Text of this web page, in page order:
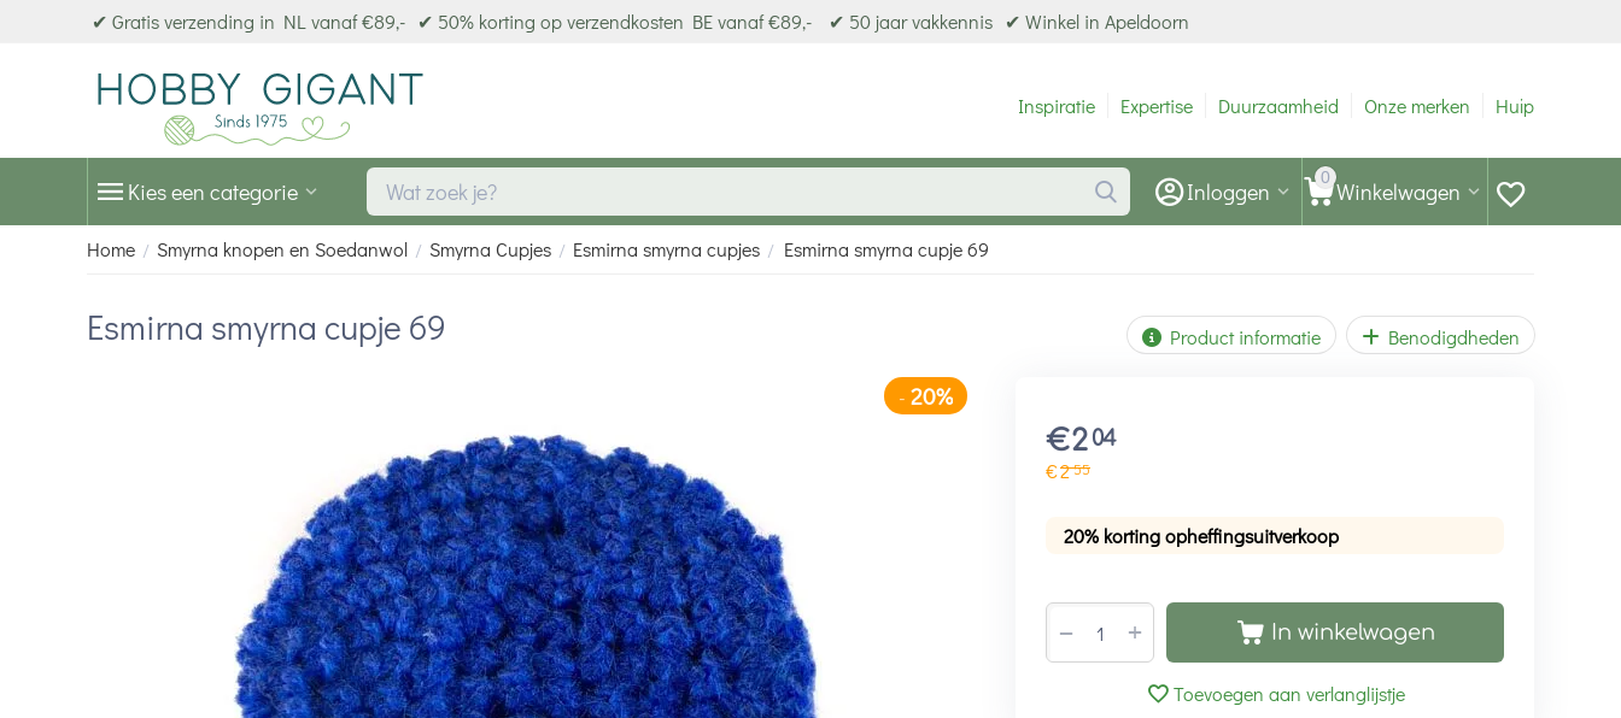
✔ Gratis verzending in NL vanaf €89,- ✔ 50% korting op verzendkosten BE vanaf €89,- ✔ 50 jaar vakkennis ✔ Winkel in Apeldoorn
Inspiratie Expertise Duurzaamheid Onze merken Hulp
Kies een categorie 0 Winkelwagen
Inloggen
Home / Smyrna knopen en Soedanwol / Smyrna Cupjes / Esmirna smyrna cupjes / Esmirna smyrna cupje 69
Esmirna smyrna cupje 69 Product informatie Benodigdheden
€2 04
€255
20% korting opheffingsuitverkoop
+
− In winkelwagen
Toevoegen aan verlanglijstje